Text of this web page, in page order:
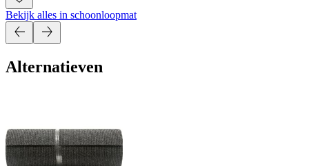
Bekijk alles in schoonloopmat
Alternatieven